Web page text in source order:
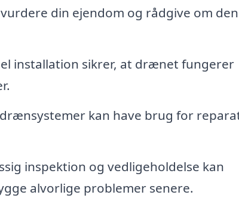
din ejendom og rådgive om den
installation sikrer, at drænet fungerer
kan have brug for
inspektion og vedligeholdelse kan
alvorlige problemer senere.